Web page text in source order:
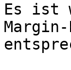
Es ist